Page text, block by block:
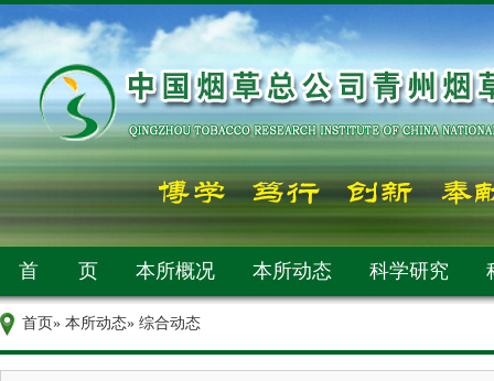
首 页 本所概况 本所动态 科学研究
首页» 本所动态» 综合动态